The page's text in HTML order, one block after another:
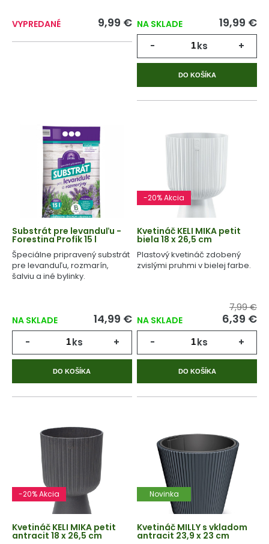
VYPREDANÉ 9,99 € NA SKLADE 19,99 €
- ks +
DO KOŠÍKA
Substrát pre levanduľu -
Forestina Profík 15 l
Špeciálne pripravený substrát
pre levanduľu, rozmarín,
šalviu a iné bylinky.
NA SKLADE 14,99 €
- ks +
DO KOŠÍKA
-20% Akcia
Kvetináč KELI MIKA petit
biela 18 x 26,5 cm
Plastový kvetináč zdobený
zvislými pruhmi v bielej farbe.
NA SKLADE
7,99 €
6,39 €
- ks +
DO KOŠÍKA
-20% Akcia
Kvetináč KELI MIKA petit
antracit 18 x 26,5 cm
Novinka
Kvetináč MILLY s vkladom
antracit 23,9 x 23 cm